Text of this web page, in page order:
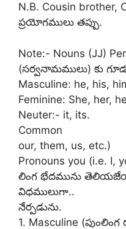
N.B. Cousin brother,
ప్రయోగములు తప్పు.
Note:- Nouns (JJ)
(సర్వనామములు) కు
Masculine: he, his,
Feminine: She, her,
Neuter:- it, its.
Common
our, them, us, etc.)
Pronouns you (i.e. I,
లింగ భేదమును
విధములుగా..
నేర్పడును.
1. Masculine